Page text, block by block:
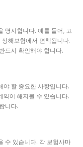
명시합니다. 예를 들어, 고
해보험에서 면책됩니다.
드시 확인해야 합니다.
야 할 중요한 사항입니다.
약이 해지될 수 있습니다.
니다.
수 있습니다. 각 보험사마